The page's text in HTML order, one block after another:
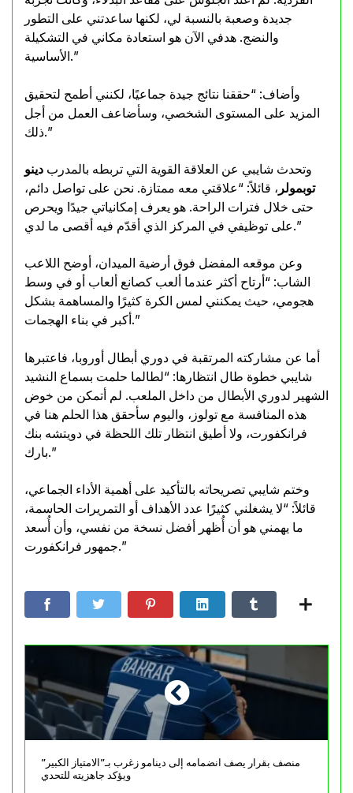
جديدة وصعبة بالنسبة لي، لكنها ساعدتني على التطور
والنضج. هدفي الآن هو استعادة مكاني في التشكيلة
الأساسية.”
وأضاف: “حققنا نتائج جيدة جماعيًا، لكنني أطمح لتحقيق
المزيد على المستوى الشخصي، وسأضاعف العمل من أجل
ذلك.”
وتحدث شايبي عن العلاقة القوية التي تربطه بالمدرب دينو
توبمولر ، قائلاً: “علاقتي معه ممتازة. نحن على تواصل دائم،
حتى خلال فترات الراحة. هو يعرف إمكانياتي جيدًا ويحرص
على توظيفي في المركز الذي أقدّم فيه أقصى ما لدي.”
وعن موقعه المفضل فوق أرضية الميدان، أوضح اللاعب
الشاب: “أرتاح أكثر عندما ألعب كصانع ألعاب أو في وسط
هجومي، حيث يمكنني لمس الكرة كثيرًا والمساهمة بشكل
أكبر في بناء الهجمات.”
أما عن مشاركته المرتقبة في دوري أبطال أوروبا، فاعتبرها
شايبي خطوة طال انتظارها: “لطالما حلمت بسماع النشيد
الشهير لدوري الأبطال من داخل الملعب. لم أتمكن من خوض
هذه المنافسة مع تولوز، واليوم سأحقق هذا الحلم هنا في
فرانكفورت، ولا أطيق انتظار تلك اللحظة في دويتشه بنك
بارك.”
وختم شايبي تصريحاته بالتأكيد على أهمية الأداء الجماعي،
قائلاً: “لا يشغلني كثيرًا عدد الأهداف أو التمريرات الحاسمة،
ما يهمني هو أن أُظهر أفضل نسخة من نفسي، وأن أُسعد
جمهور فرانكفورت.”
منصف بقرار يصف انضمامه إلى دينامو زغرب بـ”الامتياز الكبير”
ويؤكد جاهزيته للتحدي